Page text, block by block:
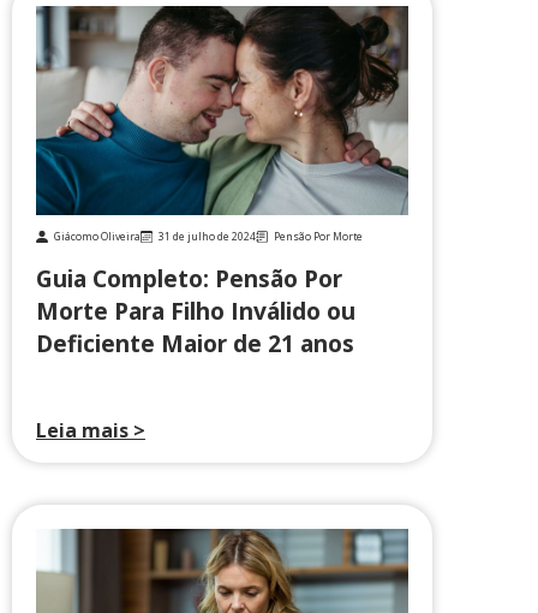
Giácomo Oliveira 31 de julho de 2024 Pensão Por Morte
Guia Completo: Pensão Por
Morte Para Filho Inválido ou
Deficiente Maior de 21 anos
Leia mais >